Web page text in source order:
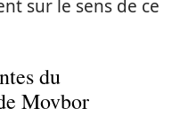
sur le sens de ce
du
Movbor